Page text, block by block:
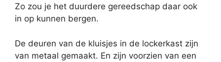
Zo zou je het duurdere gereedschap daar ook
in op kunnen bergen.
De deuren van de kluisjes in de lockerkast zijn
van metaal gemaakt. En zijn voorzien van een